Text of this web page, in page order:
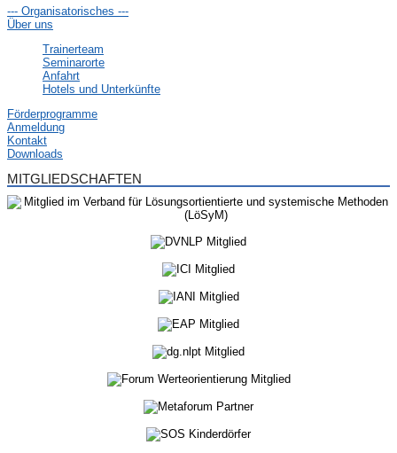
--- Organisatorisches ---
Über uns
Trainerteam
Seminarorte
Anfahrt
Hotels und Unterkünfte
Förderprogramme
Anmeldung
Kontakt
Downloads
MITGLIEDSCHAFTEN